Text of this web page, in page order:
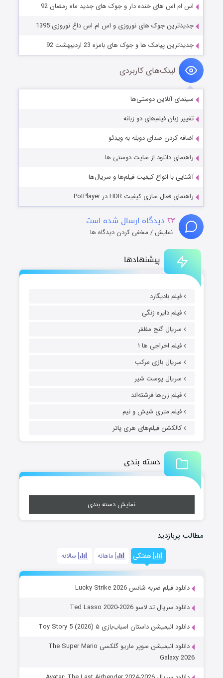
پیشنهادها
فیلم بادیگارد
فیلم دایره زنگی
سریال گنج مظفر
فیلم اخراجی ها ۱
سریال بازی مرکب
سریال پوست شیر
فیلم زن‌ها فرشته‌اند
فیلم متری شیش و نیم
کالکشن فیلم‌های هری پاتر
دسته بندی
نمایش دسته بندی
مطالب پربازدید
هفتگی ماهانه سالانه
دانلود فیلم ضربه شانس Lucky Strike 2026
دانلود سریال تد لاسو Ted Lasso 2020-2026
دانلود انیمیشن داستان اسباب‌بازی ۵ Toy Story 5 (2026)
دانلود انیمیشن سوپر ماریو گلکسی The Super Mario
Galaxy 2026
اس ام اس های خنده دار و جوک های جدید ماه رمضان 92
جدیدترین جوک های نوروزی و اس ام اس داغ نوروزی 1395
جدیدترین پیامک ها و جوک های بامزه 23 اردیبهشت 92
لینک‌های کاربردی
سینمای آنلاین دوستی‌ها
تغییر زبان فیلم‌های دو زبانه
اضافه کردن صدای دوبله به ویدئو
راهنمای دانلود از سایت دوستی ها
آشنایی با انواع کیفیت فیلم‌ها و سریال‌ها
راهنمای فعال سازی کیفیت HDR در PotPlayer
۲۳ دیدگاه ارسال شده است
نمایش / مخفی کردن دیدگاه ها